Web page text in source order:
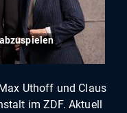
Uthoff und Claus
im ZDF. Aktuell